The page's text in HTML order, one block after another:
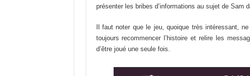
présenter les bribes d’informations au sujet de Sam
Il faut noter que le jeu, quoique très intéressant,
toujours recommencer l’histoire et relire les
d’être joué une seule fois.